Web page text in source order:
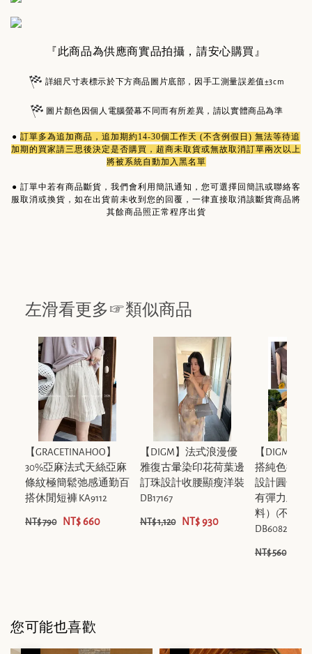
『此商品為供應商實品拍攝，請安心購買』
詳細尺寸表標示於下方商品圖片底部，因手工測量誤差值±3cm
圖片顏色因個人電腦螢幕不同而有所差異，請以實體商品為準
● 訂單多為追加商品 ，追加期約14-30個工作天 (不含例假日) 無法等待追
加期的買家請三思後決定是否購買，超商未取貨或無故取消訂單兩次以上
將被系統自動加入黑名單
● 訂單中若有商品斷貨，我們會利用簡訊通知，您可選擇回簡訊或聯絡客
服取消或換貨，如在出貨前未收到您的回覆，一律直接取消該斷貨商品將
其餘商品照正常程序出貨
左滑看更多☞類似商品
【GRACETINAHOO】
30%亞麻法式天絲亞麻
條紋極簡鬆弛感通勤百
搭休閒短褲 KA9112
NT$ 790 NT$ 660
【DIGM】法式浪漫優
雅復古暈染印花荷葉邊
訂珠設計收腰顯瘦洋裝
DB17167
NT$ 1,120 NT$ 930
【DIGM】
搭純色後背
設計圓領收
有彈力上衣
料）(不配腰
DB60821
NT$ 560
您可能也喜歡